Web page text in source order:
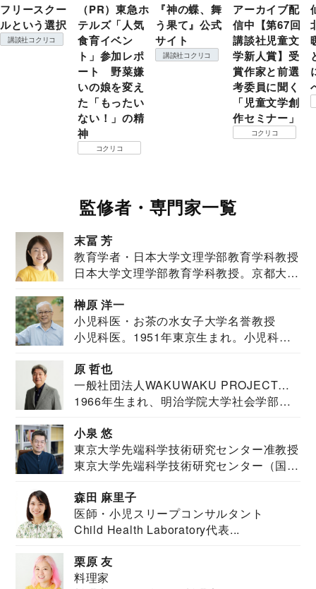
フリースクー
ルという選択
講談社コクリコ
（PR）東急ホ
テルズ「人気
食育イベン
ト」参加レポ
ート 野菜嫌
いの娘を変え
た「もったい
ない！」の精
神
コクリコ
『神の蝶、舞
う果て』公式
サイト
講談社コクリコ
アーカイブ配
信中【第67回
講談社児童文
学新人賞】受
賞作家と前選
考委員に聞く
「児童文学創
作セミナー」
コクリコ
監修者・専門家一覧
末冨 芳
教育学者・日本大学文理学部教育学科教授
日本大学文理学部教育学科教授。京都大学
榊原 洋一
小児科医・お茶の水女子大学名誉教授
小児科医。1951年東京生まれ。小児科
原 哲也
一般社団法人WAKUWAKU PROJECT
JAPAN代表・言語聴覚士・社会福祉士
1966年生まれ、明治学院大学社会学部福
小泉 悠
東京大学先端科学技術研究センター准教授
東京大学先端科学技術研究センター（国際
森田 麻里子
医師・小児スリープコンサルタント
Child Health Laboratory代表...
栗原 友
料理家